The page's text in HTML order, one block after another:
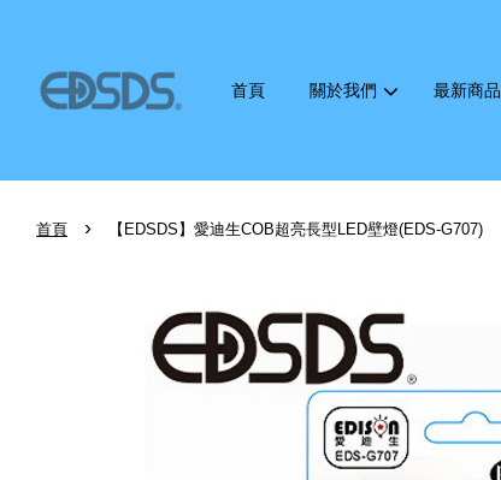
首頁 關於我們 最新商品
首頁 › 【EDSDS】愛迪生COB超亮長型LED壁燈(EDS-G707)